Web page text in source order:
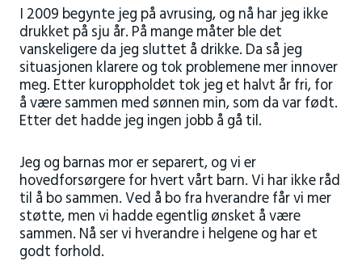
I 2009 begynte jeg på avrusing, og nå har jeg ikke
drukket på sju år. På mange måter ble det
vanskeligere da jeg sluttet å drikke. Da så jeg
situasjonen klarere og tok problemene mer innover
meg. Etter kuroppholdet tok jeg et halvt år fri, for
å være sammen med sønnen min, som da var født.
Etter det hadde jeg ingen jobb å gå til.
Jeg og barnas mor er separert, og vi er
hovedforsørgere for hvert vårt barn. Vi har ikke råd
til å bo sammen. Ved å bo fra hverandre får vi mer
støtte, men vi hadde egentlig ønsket å være
sammen. Nå ser vi hverandre i helgene og har et
godt forhold.